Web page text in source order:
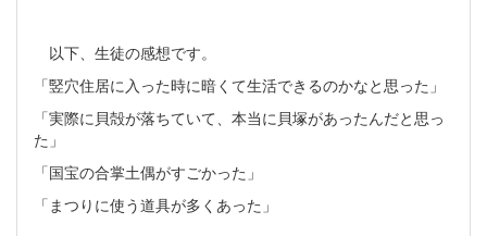
以下、生徒の感想です。
「竪穴住居に入った時に暗くて生活できるのかなと思った」
「実際に貝殻が落ちていて、本当に貝塚があったんだと思っ
た」
「国宝の合掌土偶がすごかった」
「まつりに使う道具が多くあった」